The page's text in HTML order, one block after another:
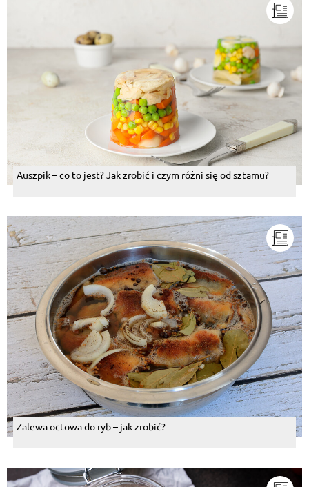
Auszpik – co to jest? Jak zrobić i czym różni się od sztamu?
Zalewa octowa do ryb – jak zrobić?